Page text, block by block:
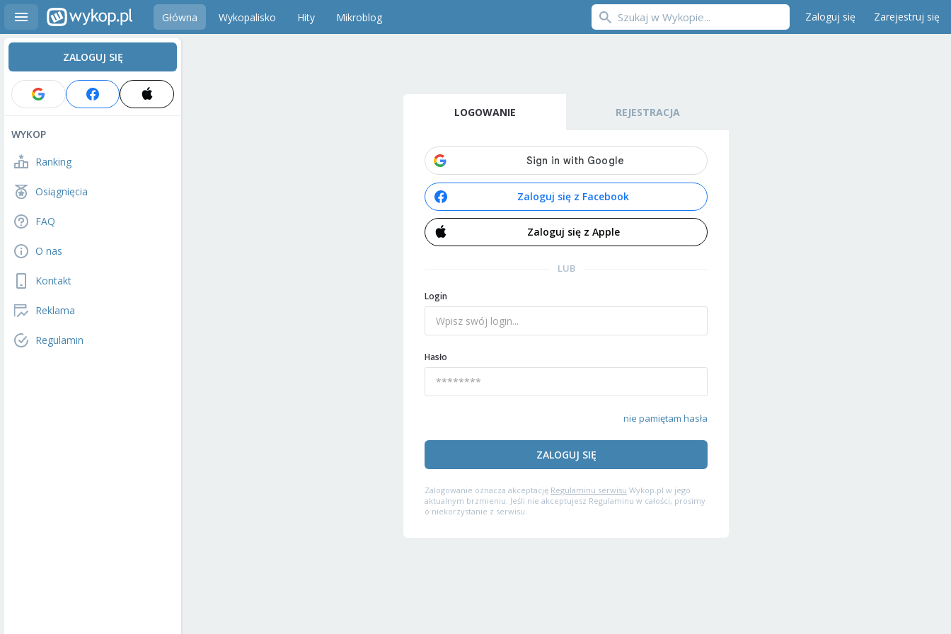
Główna Wykopalisko Hity Mikroblog Zaloguj się Zarejestruj się
ZALOGUJ SIĘ
WYKOP
Ranking
Osiągnięcia
FAQ
O nas
Kontakt
Reklama
Regulamin
LOGOWANIE REJESTRACJA
Zaloguj się z Facebook
Zaloguj się z Apple
LUB
Login
Hasło
nie pamiętam hasła
ZALOGUJ SIĘ
Zalogowanie oznacza akceptację Regulaminu serwisu Wykop.pl w jego
aktualnym brzmieniu. Jeśli nie akceptujesz Regulaminu w całości, prosimy
o niekorzystanie z serwisu.